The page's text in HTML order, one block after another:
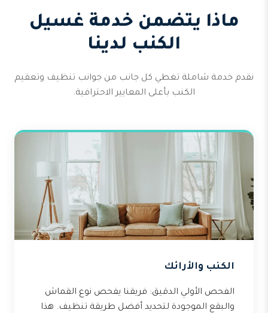
ماذا يتضمن خدمة غسيل
الكنب لدينا
نقدم خدمة شاملة تغطي كل جانب من جوانب تنظيف وتعقيم
الكنب بأعلى المعايير الاحترافية.
الكنب والأرائك
الفحص الأولي الدقيق: فريقنا يفحص نوع القماش
والبقع الموجودة لتحديد أفضل طريقة تنظيف. هذا